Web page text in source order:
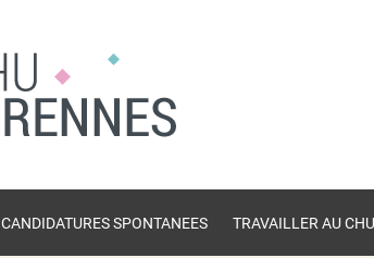
CANDIDATURES SPONTANEES TRAVAILLER AU CHU